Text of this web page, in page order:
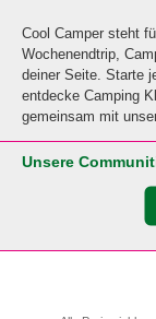
Cool Camper steht
Wochenendtrip,
deiner Seite. Starte
entdecke Camping
gemeinsam mit
Unsere